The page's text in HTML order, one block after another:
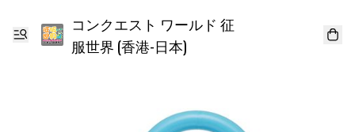
コンクエスト ワールド 征
服世界 (香港-日本)